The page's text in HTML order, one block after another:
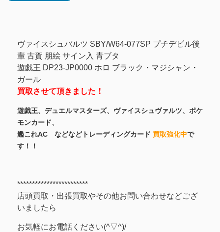
ヴァイスシュバルツ SBY/W64-077SP プチデビル後
輩 古賀 朋絵 サイン入 青ブタ
遊戯王 DP23-JP0000 ホロ ブラック・マジシャン・
ガール
買取させて頂きました！
遊戯王、デュエルマスターズ、ヴァイスシュヴァルツ、ポケ
モンカード、
艦これAC などなどトレーディングカード 買取強化中で
す！！
************************
店頭買取・出張買取やその他お問い合わせなどござ
いましたら
お気軽にお電話ください(^▽^)/